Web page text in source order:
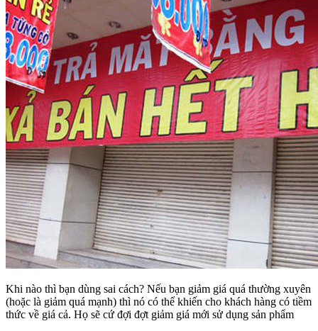
Khi nào thì bạn dùng sai cách? Nếu bạn giảm giá quá thường xuyên
(hoặc là giảm quá mạnh) thì nó có thể khiến cho khách hàng có tiềm
thức về giá cả. Họ sẽ cứ đợi đợt giảm giá mới sử dụng sản phẩm